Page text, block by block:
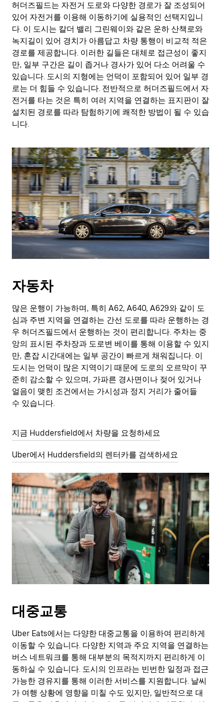
허더즈필드는 자전거 도로와 다양한 경로가 잘 조성되어
있어 자전거를 이용해 이동하기에 실용적인 선택지입니
다. 이 도시는 칼더 밸리 그린웨이와 같은 운하 산책로와
녹지길이 있어 경치가 아름답고 차량 통행이 비교적 적은
경로를 제공합니다. 이러한 길들은 대체로 접근성이 좋지
만, 일부 구간은 길이 좁거나 경사가 있어 다소 어려울 수
있습니다. 도시의 지형에는 언덕이 포함되어 있어 일부 경
로는 더 힘들 수 있습니다. 전반적으로 허더즈필드에서 자
전거를 타는 것은 특히 여러 지역을 연결하는 표지판이 잘
설치된 경로를 따라 탐험하기에 쾌적한 방법이 될 수 있습
니다.
자동차
많은 운행이 가능하며, 특히 A62, A640, A629와 같이 도
심과 주변 지역을 연결하는 간선 도로를 따라 운행하는 경
우 허더즈필드에서 운행하는 것이 편리합니다. 주차는 중
앙의 표시된 주차장과 도로변 베이를 통해 이용할 수 있지
만, 혼잡 시간대에는 일부 공간이 빠르게 채워집니다. 이
도시는 언덕이 많은 지역이기 때문에 도로의 오르막이 꾸
준히 감소할 수 있으며, 가파른 경사면이나 젖어 있거나
얼음이 맺힌 조건에서는 가시성과 정지 거리가 줄어들
수 있습니다.
지금 Huddersfield에서 차량을 요청하세요
Uber에서 Huddersfield의 렌터카를 검색하세요
대중교통
Uber Eats에서는 다양한 대중교통을 이용하여 편리하게
이동할 수 있습니다. 다양한 지역과 주요 지역을 연결하는
버스 네트워크를 통해 대부분의 목적지까지 편리하게 이
동하실 수 있습니다. 도시의 인프라는 빈번한 일정과 접근
가능한 경유지를 통해 이러한 서비스를 지원합니다. 날씨
가 여행 상황에 영향을 미칠 수도 있지만, 일반적으로 대